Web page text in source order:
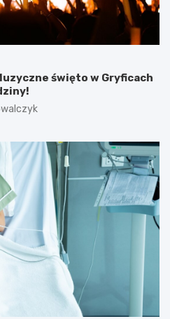
święto w Gryficach